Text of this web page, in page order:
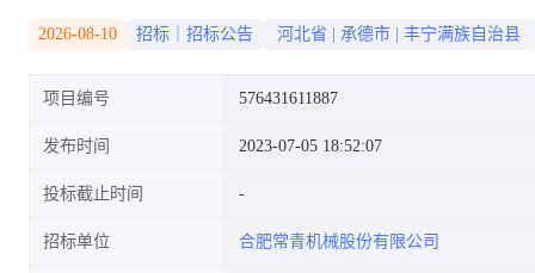
2026-08-10 招标｜招标公告 河北省 承德市 丰宁满族自治县
项目编号 576431611887
发布时间 2023-07-05 18:52:07
投标截止时间
招标单位 合肥常青机械股份有限公司